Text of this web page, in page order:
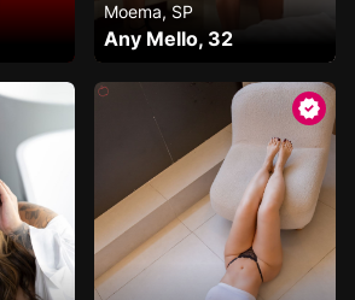
Moema, SP
Any Mello, 32